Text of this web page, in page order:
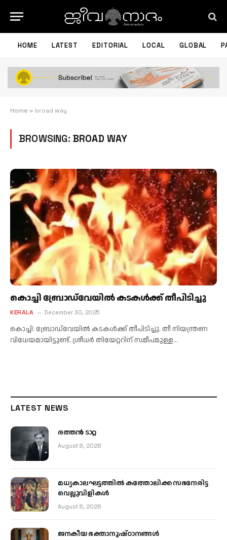
HOME LATEST EDITORIAL LOCAL GLOBAL
Home » broad way
BROWSING: BROAD WAY
കൊച്ചി ബ്രോഡ്‌വേയില്‍ കടകള്‍ക്ക് തീപിടിച്ചു
KERALA December 30, 2025
കൊച്ചി: ബ്രോഡ്‌വേയില്‍ കടകള്‍ക്ക് തീപിടിച്ചു. തീ നിയന്ത്രണ
വിധേയമായിട്ടുണ്ട്. ശ്രീധര്‍ തിയേറ്ററിന് സമീപമുള്ള…
LATEST NEWS
രത്തന്‍ ടാറ്റ
August 8, 2026
മധ്യകാലഘട്ടത്തില്‍ കത്തോലിക്ക സഭനേരിട്ട
വെല്ലുവിളികള്‍
August 8, 2026
ജനകീയ ഭക്താനുഷ്ഠാനങ്ങള്‍